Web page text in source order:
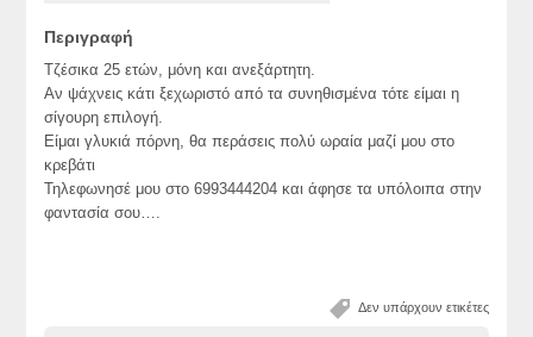
Περιγραφή
Τζέσικα 25 ετών, μόνη και ανεξάρτητη.
Αν ψάχνεις κάτι ξεχωριστό από τα συνηθισμένα τότε είμαι η
σίγουρη επιλογή.
Είμαι γλυκιά πόρνη, θα περάσεις πολύ ωραία μαζί μου στο
κρεβάτι
Τηλεφωνησέ μου στο 6993444204 και άφησε τα υπόλοιπα στην
φαντασία σου….
Δεν υπάρχουν ετικέτες